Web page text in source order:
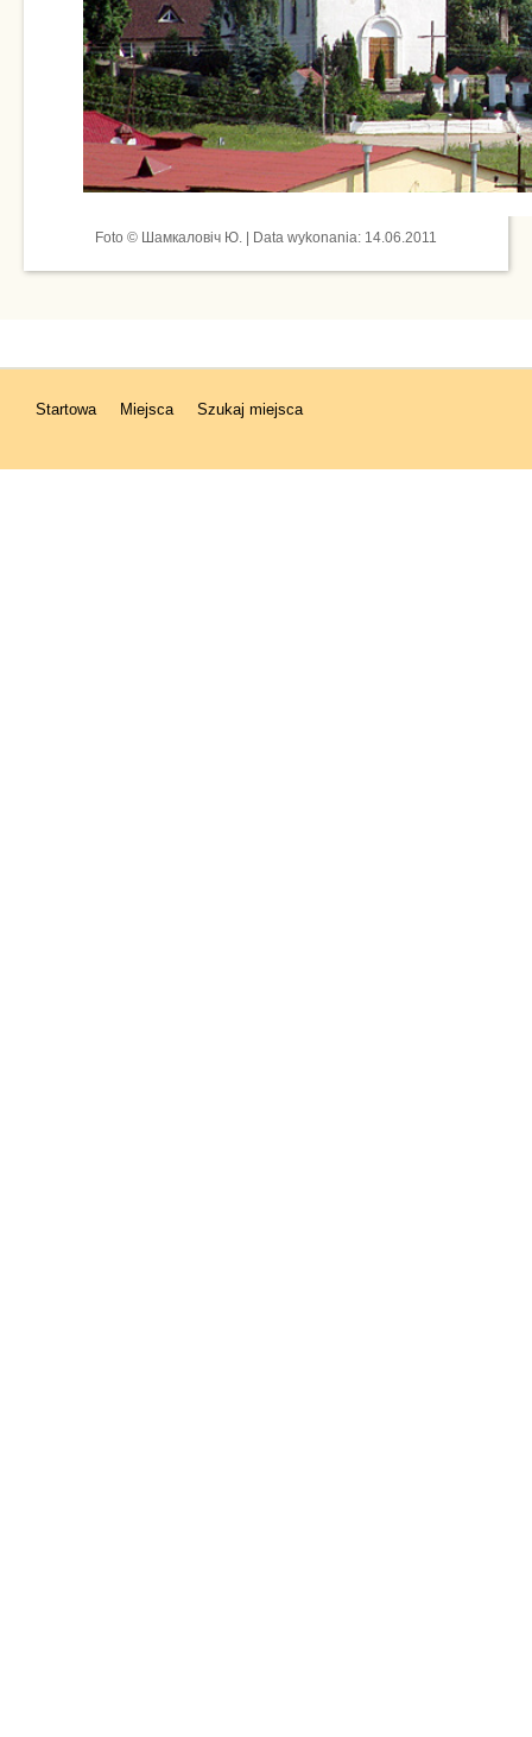
Foto © Шамкаловіч Ю. | Data wykonania: 14.06.2011
Startowa Miejsca Szukaj miejsca